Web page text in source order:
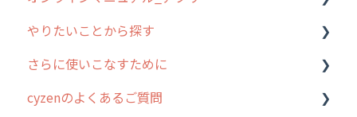
アプリの使い始め
ホーム画面
スポット
やりたいことから探す
行動管理
勤怠管理
さらに使いこなすために
はじめに
cyzenのよくあるご質問